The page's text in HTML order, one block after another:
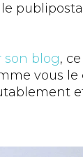
son blog,
vous le